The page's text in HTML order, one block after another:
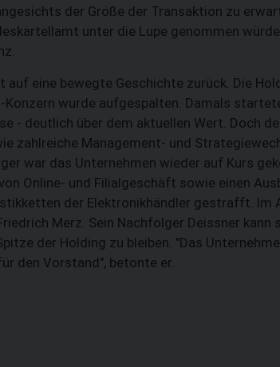
der Größe der Transaktion zu
unter die Lupe genommen
auf eine bewegte Geschichte zurück. Die
wurde aufgespalten. Damals
- deutlich über dem aktuellen Wert. Doch
zahlreiche Management- und
war das Unternehmen wieder auf Kurs
Online- und Filialgeschäft sowie einen
der Elektronikhändler gestrafft. Im
Merz. Sein Nachfolger Deissner
der Holding zu bleiben. "Das
den Vorstand", betonte er.